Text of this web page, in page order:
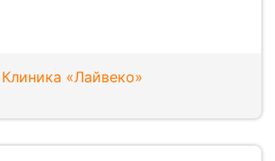
Клиника «Лайвеко»